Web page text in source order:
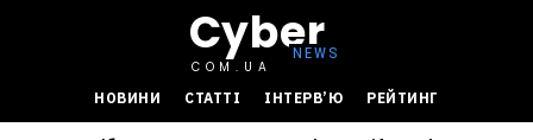
Cyber
COM.UA
НОВИНИ
СТАТТІ ІНТЕРВ’Ю РЕЙТИНГ